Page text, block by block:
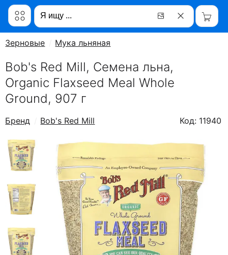
Зерновые Мука льняная
Bob's Red Mill, Семена льна,
Organic Flaxseed Meal Whole
Ground, 907 г
Бренд Bob's Red Mill Код: 11940